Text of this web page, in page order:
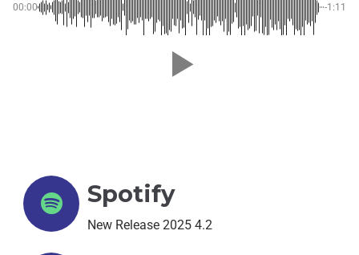
00:00 -1:11
Spotify
New Release 2025 4.2